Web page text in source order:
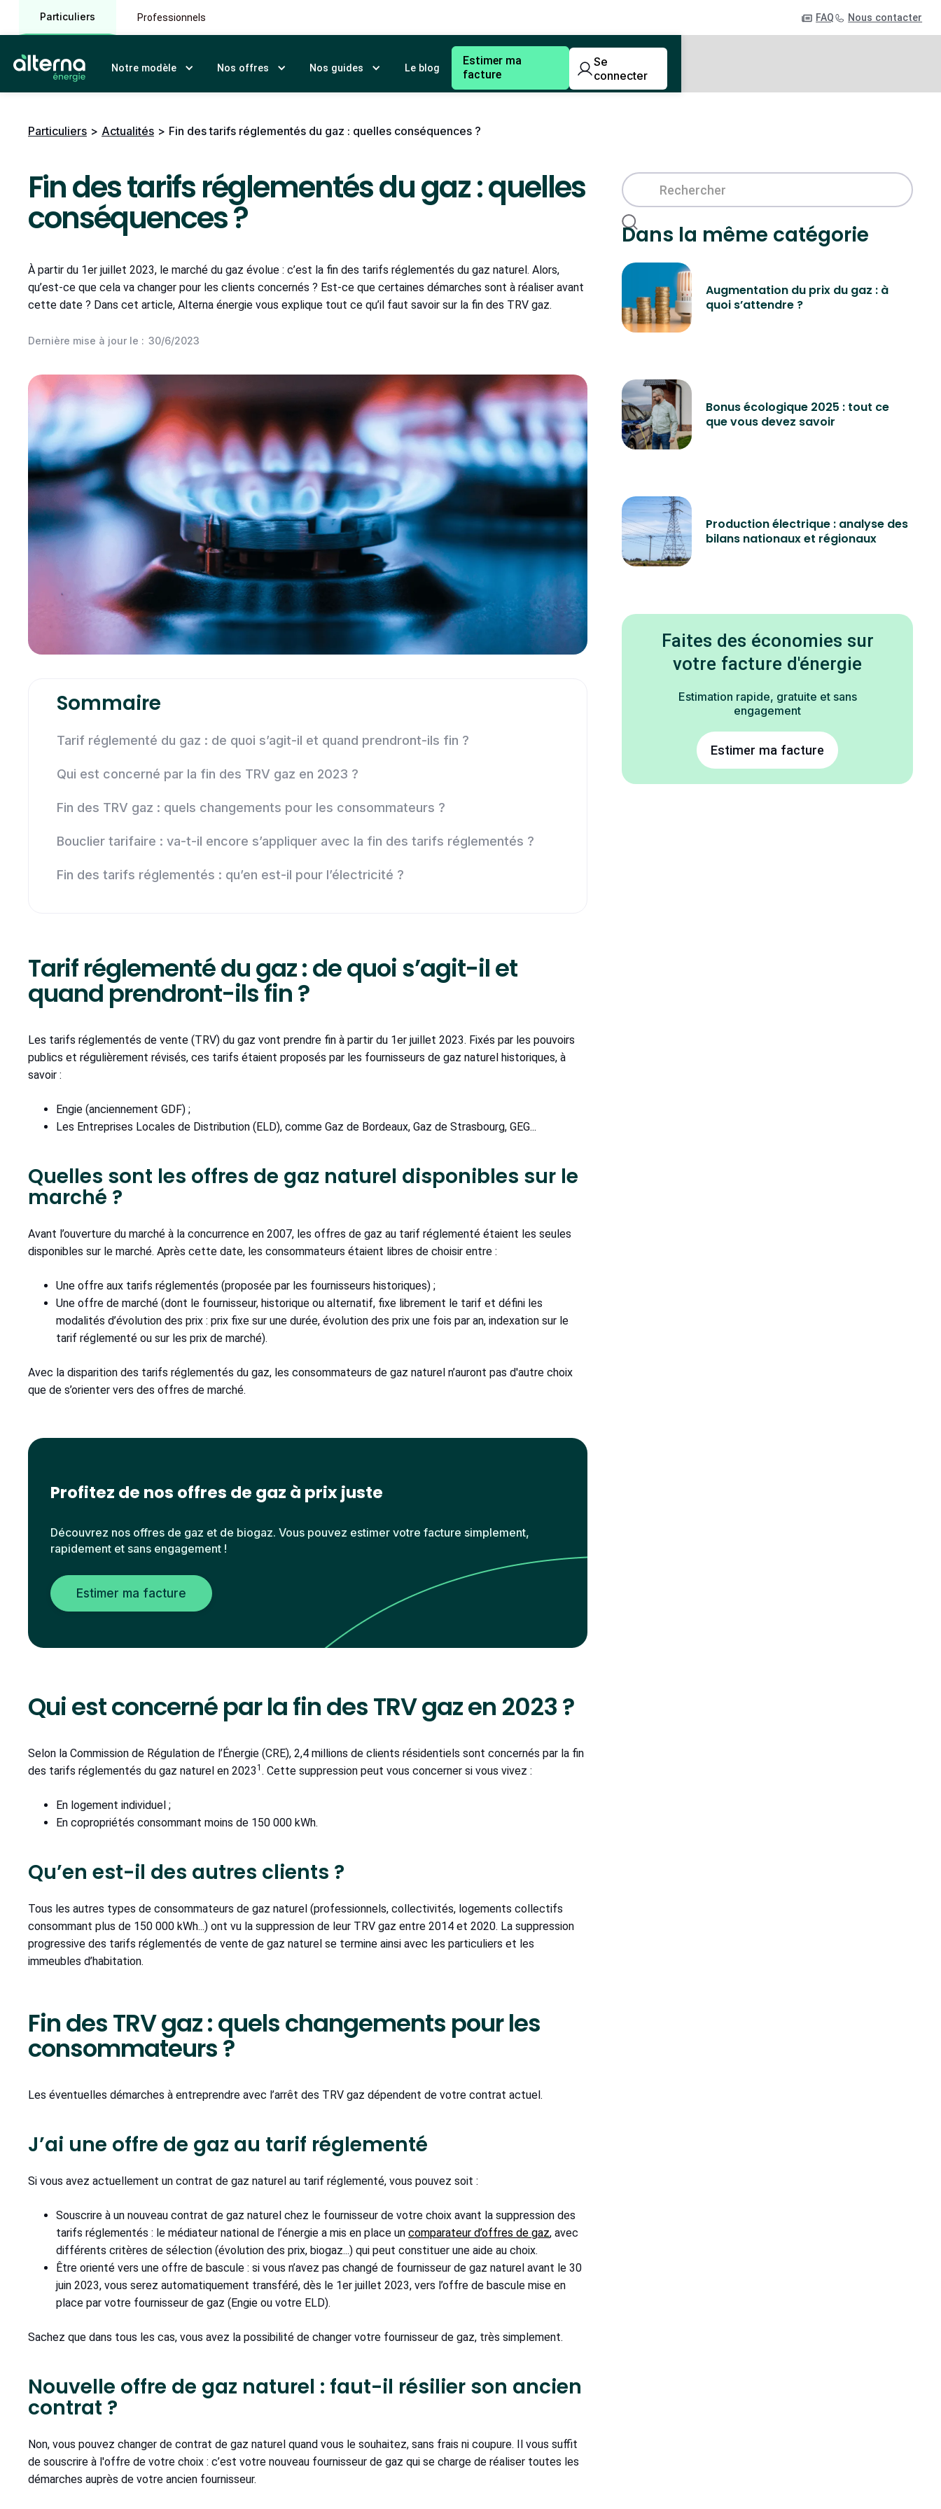
Particuliers Professionnels FAQ Nous contacter
Notre modèle Nos offres Nos guides Le blog
Estimer ma
facture
Se
connecter
Particuliers > Actualités > Fin des tarifs réglementés du gaz : quelles conséquences ?
Fin des tarifs réglementés du gaz : quelles
conséquences ?
À partir du 1er juillet 2023, le marché du gaz évolue : c’est la fin des tarifs réglementés du gaz naturel. Alors,
qu’est-ce que cela va changer pour les clients concernés ? Est-ce que certaines démarches sont à réaliser avant
cette date ? Dans cet article, Alterna énergie vous explique tout ce qu’il faut savoir sur la fin des TRV gaz.
Dernière mise à jour le : 30/6/2023
Sommaire
Tarif réglementé du gaz : de quoi s’agit-il et quand prendront-ils fin ?
Qui est concerné par la fin des TRV gaz en 2023 ?
Fin des TRV gaz : quels changements pour les consommateurs ?
Bouclier tarifaire : va-t-il encore s’appliquer avec la fin des tarifs réglementés ?
Fin des tarifs réglementés : qu’en est-il pour l’électricité ?
Tarif réglementé du gaz : de quoi s’agit-il et
quand prendront-ils fin ?
Les tarifs réglementés de vente (TRV) du gaz vont prendre fin à partir du 1er juillet 2023. Fixés par les pouvoirs
publics et régulièrement révisés, ces tarifs étaient proposés par les fournisseurs de gaz naturel historiques, à
savoir :
Engie (anciennement GDF) ;
Les Entreprises Locales de Distribution (ELD), comme Gaz de Bordeaux, Gaz de Strasbourg, GEG...
Quelles sont les offres de gaz naturel disponibles sur le
marché ?
Avant l’ouverture du marché à la concurrence en 2007, les offres de gaz au tarif réglementé étaient les seules
disponibles sur le marché. Après cette date, les consommateurs étaient libres de choisir entre :
Une offre aux tarifs réglementés (proposée par les fournisseurs historiques) ;
Une offre de marché (dont le fournisseur, historique ou alternatif, fixe librement le tarif et défini les
modalités d’évolution des prix : prix fixe sur une durée, évolution des prix une fois par an, indexation sur le
tarif réglementé ou sur les prix de marché).
Avec la disparition des tarifs réglementés du gaz, les consommateurs de gaz naturel n’auront pas d'autre choix
que de s’orienter vers des offres de marché.
Profitez de nos offres de gaz à prix juste
Découvrez nos offres de gaz et de biogaz. Vous pouvez estimer votre facture simplement,
rapidement et sans engagement !
Estimer ma facture
Qui est concerné par la fin des TRV gaz en 2023 ?
Selon la Commission de Régulation de l’Énergie (CRE), 2,4 millions de clients résidentiels sont concernés par la fin
des tarifs réglementés du gaz naturel en 20231 . Cette suppression peut vous concerner si vous vivez :
En logement individuel ;
En copropriétés consommant moins de 150 000 kWh.
Qu’en est-il des autres clients ?
Tous les autres types de consommateurs de gaz naturel (professionnels, collectivités, logements collectifs
consommant plus de 150 000 kWh...) ont vu la suppression de leur TRV gaz entre 2014 et 2020. La suppression
progressive des tarifs réglementés de vente de gaz naturel se termine ainsi avec les particuliers et les
immeubles d’habitation.
Fin des TRV gaz : quels changements pour les
consommateurs ?
Les éventuelles démarches à entreprendre avec l’arrêt des TRV gaz dépendent de votre contrat actuel.
J’ai une offre de gaz au tarif réglementé
Si vous avez actuellement un contrat de gaz naturel au tarif réglementé, vous pouvez soit :
Souscrire à un nouveau contrat de gaz naturel chez le fournisseur de votre choix avant la suppression des
tarifs réglementés : le médiateur national de l’énergie a mis en place un comparateur d’offres de gaz, avec
différents critères de sélection (évolution des prix, biogaz...) qui peut constituer une aide au choix.
Être orienté vers une offre de bascule : si vous n’avez pas changé de fournisseur de gaz naturel avant le 30
juin 2023, vous serez automatiquement transféré, dès le 1er juillet 2023, vers l’offre de bascule mise en
place par votre fournisseur de gaz (Engie ou votre ELD).
Sachez que dans tous les cas, vous avez la possibilité de changer votre fournisseur de gaz, très simplement.
Nouvelle offre de gaz naturel : faut-il résilier son ancien
contrat ?
Non, vous pouvez changer de contrat de gaz naturel quand vous le souhaitez, sans frais ni coupure. Il vous suffit
de souscrire à l'offre de votre choix : c’est votre nouveau fournisseur de gaz qui se charge de réaliser toutes les
démarches auprès de votre ancien fournisseur.
Dans la même catégorie
Augmentation du prix du gaz : à
quoi s’attendre ?
Bonus écologique 2025 : tout ce
que vous devez savoir
Production électrique : analyse des
bilans nationaux et régionaux
Faites des économies sur
votre facture d'énergie
Estimation rapide, gratuite et sans
engagement
Estimer ma facture